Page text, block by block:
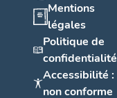
Mentions
légales
Politique de
confidentialité
Accessibilité :
non conforme